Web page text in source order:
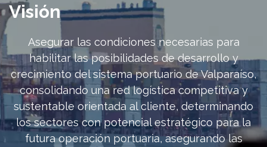
Visión
Asegurar las condiciones necesarias para
habilitar las posibilidades de desarrollo y
crecimiento del sistema portuario de Valparaíso,
consolidando una red logística competitiva y
sustentable orientada al cliente, determinando
los sectores con potencial estratégico para la
futura operación portuaria, asegurando las